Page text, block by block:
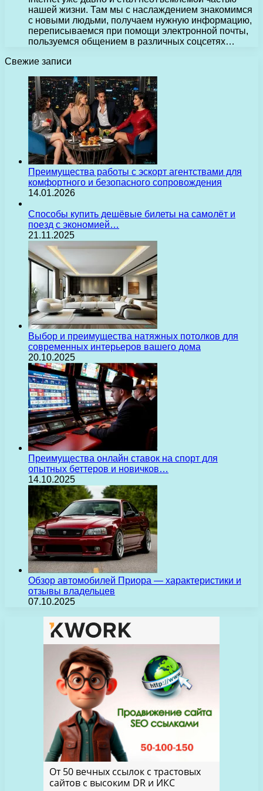
нашей жизни. Там мы с наслаждением знакомимся
с новыми людьми, получаем нужную информацию,
переписываемся при помощи электронной почты,
пользуемся общением в различных соцсетях…
Свежие записи
Преимущества работы с эскорт агентствами для
комфортного и безопасного сопровождения
14.01.2026
Способы купить дешёвые билеты на самолёт и
поезд с экономией…
21.11.2025
Выбор и преимущества натяжных потолков для
современных интерьеров вашего дома
20.10.2025
Преимущества онлайн ставок на спорт для
опытных беттеров и новичков…
14.10.2025
Обзор автомобилей Приора — характеристики и
отзывы владельцев
07.10.2025